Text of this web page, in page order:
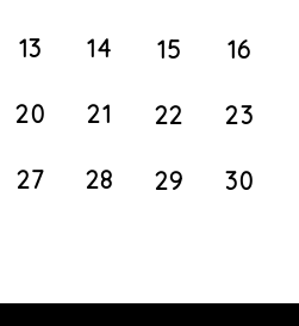
13 14 15 16
20 21 22 23
27 28 29 30